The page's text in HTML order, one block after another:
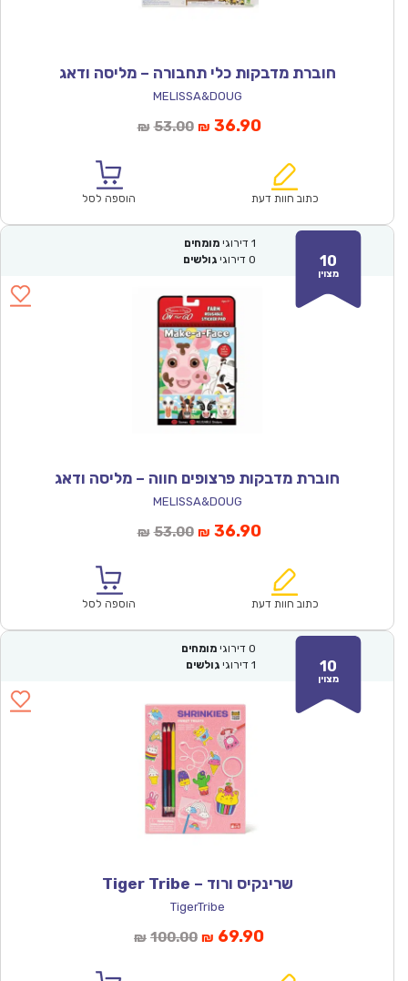
חוברת מדבקות כלי תחבורה – מליסה ודאג
MELISSA&DOUG
₪ 53.00המחיר
₪53.00.
₪ 36.90המחיר
הוא:
כתוב חוות דעת הוספה לסל
10
מצוין
1 דירוגי מומחים
0 דירוגי גולשים
חוברת מדבקות פרצופים חווה – מליסה ודאג
MELISSA&DOUG
₪ 53.00המחיר
₪53.00.
₪ 36.90המחיר
הוא:
כתוב חוות דעת הוספה לסל
10
מצוין
0 דירוגי מומחים
1 דירוגי גולשים
שרינקיס ורוד – Tiger Tribe
TigerTribe
₪ 100.00המחיר
₪ 69.90המחיר